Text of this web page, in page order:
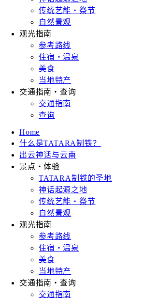
传统艺能・祭节
自然景观
观光指南
参考路线
住宿・温泉
美食
当地特产
交通指南・查询
交通指南
查询
Home
什么是TATARA制铁？
出云神话与云南
景点・体验
TATARA制铁的圣地
神话起源之地
传统艺能・祭节
自然景观
观光指南
参考路线
住宿・温泉
美食
当地特产
交通指南・查询
交通指南